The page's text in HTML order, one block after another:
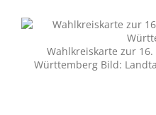
Wahlkreiskarte zur
Württemberg Bild: